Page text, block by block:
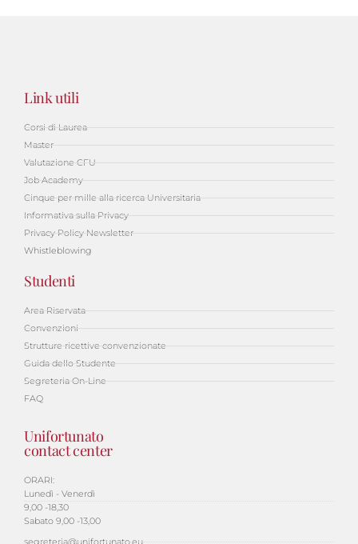
Link utili
Corsi di Laurea
Master
Valutazione CFU
Job Academy
Cinque per mille alla ricerca Universitaria
Informativa sulla Privacy
Privacy Policy Newsletter
Whistleblowing
Studenti
Area Riservata
Convenzioni
Strutture ricettive convenzionate
Guida dello Studente
Segreteria On-Line
FAQ
Unifortunato
contact center
ORARI:
Lunedì - Venerdì
9,00 -18,30
Sabato 9,00 -13,00